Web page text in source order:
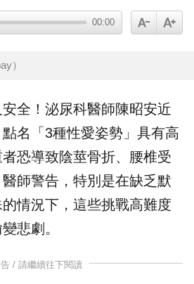
00:00
）
全！泌尿科醫師陳昭安近
名「3種性愛姿勢」具有高
恐導致陰莖骨折、腰椎受
師警告，特別是在缺乏默
情況下，這些挑戰高難度
悲劇。
/ 請繼續往下閱讀